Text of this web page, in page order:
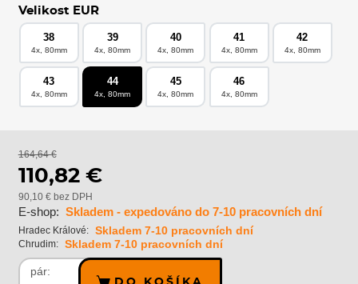
Velikost EUR
38
4x, 80mm
39
4x, 80mm
40
4x, 80mm
41
4x, 80mm
42
4x, 80mm
43
4x, 80mm
44
4x, 80mm
45
4x, 80mm
46
4x, 80mm
164,64 €
110,82 €
90,10 € bez DPH
E-shop: Skladem - expedováno do 7-10 pracovních dní
Hradec Králové: Skladem 7-10 pracovních dní
Chrudim: Skladem 7-10 pracovních dní
pár: